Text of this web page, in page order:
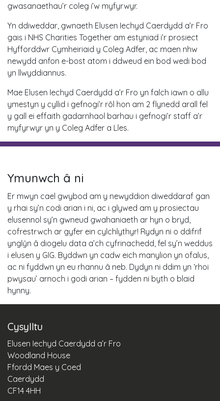
gwasanaethau’r coleg i’w myfyrwyr.
Yn ddiweddar, gwnaeth Elusen Iechyd Caerdydd a’r Fro
gais i NHS Charities Together am estyniad i’r prosiect
Hyfforddwr Cymheiriaid y Coleg Adfer, ac maen nhw
newydd anfon e-bost atom i ddweud ein bod wedi bod
yn llwyddiannus.
Mae Elusen Iechyd Caerdydd a’r Fro yn falch iawn o allu
ymestyn y cyllid i gefnogi’r rôl hon am 2 flynedd arall fel
y gall ei effaith gadarnhaol barhau i gefnogi’r staff a’r
myfyrwyr yn y Coleg Adfer a Lles.
Ymunwch â ni
Er mwyn cael gwybod am y newyddion diweddaraf gan
y rhai sy’n codi arian i ni, ac i glywed am y prosiectau
elusennol sy’n gwneud gwahaniaeth ar hyn o bryd,
cofrestrwch ar gyfer ein cylchlythyr! Rydyn ni o ddifrif
ynglŷn â diogelu data a’ch cyfrinachedd, fel sy’n weddus
i elusen y GIG. Byddwn yn cadw eich manylion yn ofalus,
ac ni fyddwn yn eu rhannu â neb. Dydyn ni ddim yn ‘rhoi
pwysau’ arnoch i godi arian – fydden ni byth o blaid
hynny.
Cysylltu
Elusen Iechyd Caerdydd a’r Fro
Woodland House
Ffordd Maes y Coed
Caerdydd
CF14 4HH